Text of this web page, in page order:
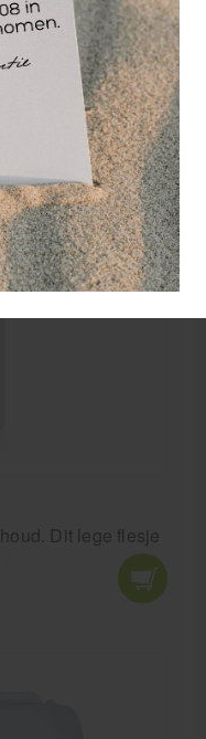
Dit lege flesje
vloeistoffen